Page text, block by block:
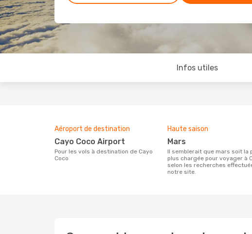
Infos utiles
Aéroport de destination
Cayo Coco Airport
Pour les vols à destination de Cayo
Coco
Haute saison
mars
Il semblerait que mars soit la période la
plus chargée pour voyager à
selon les recherches
notre site.